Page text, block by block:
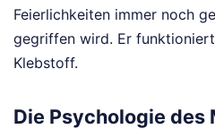
Feierlichkeiten immer noch
gegriffen wird. Er
Klebstoff.
Die Psychologie des